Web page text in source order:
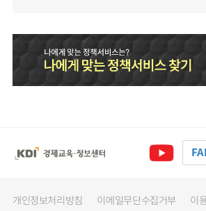
개인정보처리방침 이메일무단수집거부 이